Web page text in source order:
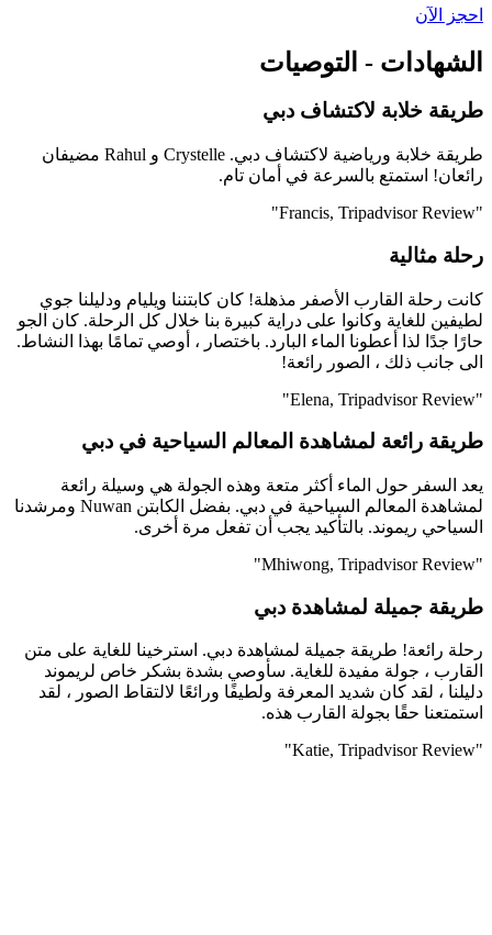
احجز الآن
الشهادات - التوصيات
طريقة خلابة لاكتشاف دبي
طريقة خلابة ورياضية لاكتشاف دبي. Crystelle و Rahul مضيفان
رائعان! استمتع بالسرعة في أمان تام.
"Francis, Tripadvisor Review"
رحلة مثالية
كانت رحلة القارب الأصفر مذهلة! كان كابتننا ويليام ودليلنا جوي
لطيفين للغاية وكانوا على دراية كبيرة بنا خلال كل الرحلة. كان الجو
حارًا جدًا لذا أعطونا الماء البارد. باختصار ، أوصي تمامًا بهذا النشاط.
الى جانب ذلك ، الصور رائعة!
"Elena, Tripadvisor Review"
طريقة رائعة لمشاهدة المعالم السياحية في دبي
يعد السفر حول الماء أكثر متعة وهذه الجولة هي وسيلة رائعة
لمشاهدة المعالم السياحية في دبي. بفضل الكابتن Nuwan ومرشدنا
السياحي ريموند. بالتأكيد يجب أن تفعل مرة أخرى.
"Mhiwong, Tripadvisor Review"
طريقة جميلة لمشاهدة دبي
رحلة رائعة! طريقة جميلة لمشاهدة دبي. استرخينا للغاية على متن
القارب ، جولة مفيدة للغاية. سأوصي بشدة بشكر خاص لريموند
دليلنا ، لقد كان شديد المعرفة ولطيفًا ورائعًا لالتقاط الصور ، لقد
استمتعنا حقًا بجولة القارب هذه.
"Katie, Tripadvisor Review"